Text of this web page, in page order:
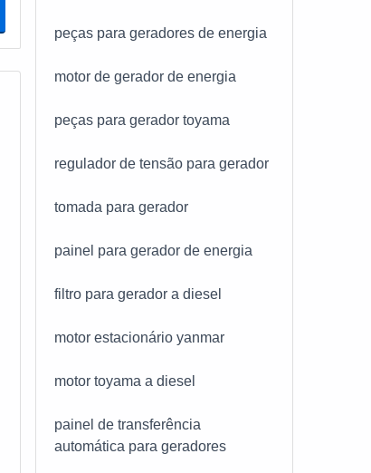
peças para geradores de energia
motor de gerador de energia
peças para gerador toyama
regulador de tensão para gerador
tomada para gerador
painel para gerador de energia
filtro para gerador a diesel
motor estacionário yanmar
motor toyama a diesel
painel de transferência
automática para geradores